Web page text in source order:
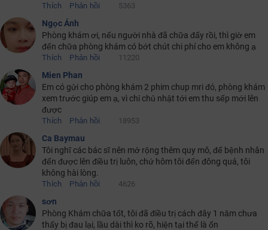
Thích Phản hồi 5363
Ngọc Ánh
Phòng khám ơi, nếu người nhà đã chữa đấy rồi, thì giờ em
đến chữa phòng khám có bớt chút chi phí cho em không ạ
Thích Phản hồi 11220
Mien Phan
Em có gửi cho phòng khám 2 phim chup mri đó, phòng khám
xem trước giúp em ạ, vì chỉ chủ nhật tới em thu sếp mới lên
được
Thích Phản hồi 18953
Ca Baymau
Tôi nghĩ các bác sĩ nên mở rộng thêm quy mô, để bệnh nhân
đến được lên điều trị luôn, chứ hôm tôi đến đông quá, tôi
không hài lòng.
Thích Phản hồi 4626
sơn
Phòng Khám chữa tốt, tôi đã điều trị cách đây 1 năm chưa
thấy bị đau lại, lầu dài thì ko rõ, hiện tại thế là ổn